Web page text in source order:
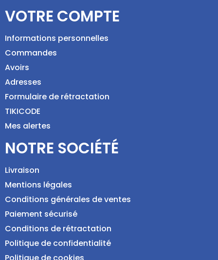
VOTRE COMPTE
Informations personnelles
Commandes
Avoirs
Adresses
Formulaire de rétractation
TIKICODE
Mes alertes
NOTRE SOCIÉTÉ
Livraison
Mentions légales
Conditions générales de ventes
Paiement sécurisé
Conditions de rétractation
Politique de confidentialité
Politique de cookies